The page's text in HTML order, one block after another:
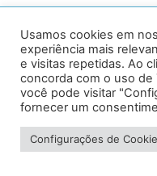
Av. Prof. Armando
Caratinga - MG -
Usamos cookies em
experiência mais
e visitas repetidas. Ao
concorda com o uso de
você pode visitar
fornecer um
Configurações de